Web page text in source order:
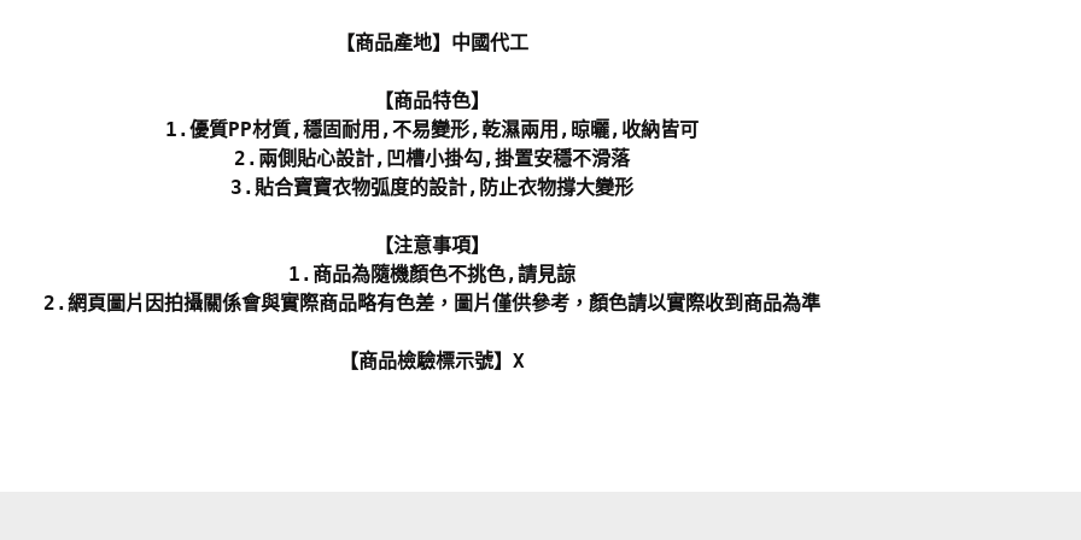
【商品產地】中國代工
【商品特色】
1.優質PP材質,穩固耐用,不易變形,乾濕兩用,晾曬,收納皆可
2.兩側貼心設計,凹槽小掛勾,掛置安穩不滑落
3.貼合寶寶衣物弧度的設計,防止衣物撐大變形
【注意事項】
1.商品為隨機顏色不挑色,請見諒
2.網頁圖片因拍攝關係會與實際商品略有色差，圖片僅供參考，顏色請以實際收到商品為準
【商品檢驗標示號】X